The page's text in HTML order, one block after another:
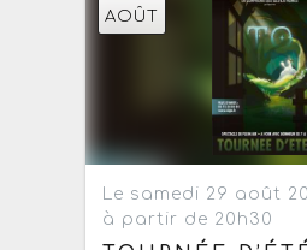
AOÛT
Le samedi 29 août
à partir de 20h30